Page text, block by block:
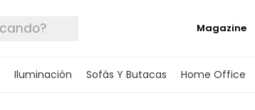
Iluminación Sofás Y Butacas Home Office
Magazine